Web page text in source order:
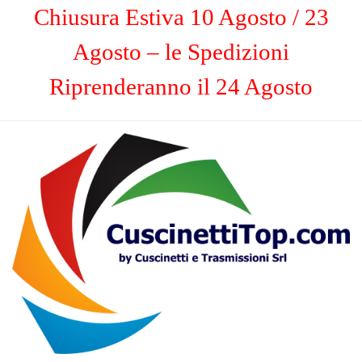
Chiusura Estiva 10 Agosto / 23
Agosto – le Spedizioni
Riprenderanno il 24 Agosto